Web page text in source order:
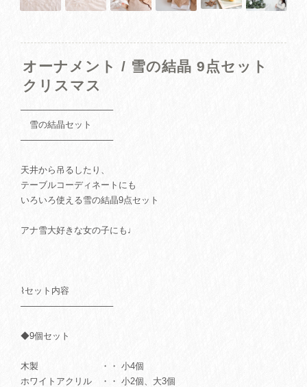
オーナメント / 雪の結晶 9点セット
クリスマス
───────────────
雪の結晶セット
───────────────
天井から吊るしたり、
テーブルコーディネートにも
いろいろ使える雪の結晶9点セット
アナ雪大好きな女の子にも♩
⌇セット内容
───────────────
◆9個セット
木製 ・・ 小4個
ホワイトアクリル ・・ 小2個、大3個